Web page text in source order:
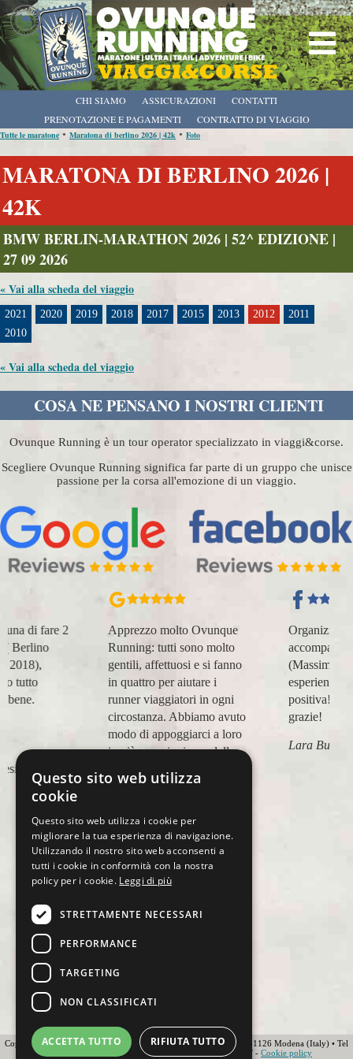
CHI SIAMO
PRENOTAZIONE E PAGAMENTI
CONTRATTO DI VIAGGIO
ASSICURAZIONI CONTATTI
Tutte le maratone • Maratona di berlino 2026 | 42k • Foto
MARATONA DI BERLINO 2026 |
42K
BMW BERLIN-MARATHON 2026 | 52^ EDIZIONE |
27 09 2026
« Vai alla scheda del viaggio
2021 2020 2019 2018 2017 2015 2013 2012
2011
2010
« Vai alla scheda del viaggio
COSA NE PENSANO I NOSTRI CLIENTI
Ovunque Running è un tour operator specializzato in viaggi&corse.
Scegliere Ovunque Running significa far parte di un gruppo che unisce
passione per la corsa all'emozione di un viaggio.
Apprezzo molto Ovunque
Running: tutti sono molto
gentili, affettuosi e si fanno
in quattro per aiutare i
runner viaggiatori in ogni
circostanza. Abbiamo avuto
modo di appoggiarci a loro
in più occasioni, per delle
maratone (NYC18, Praga
19, Valencia 19, Barcellona
21, NYC 22) e ci siamo
affidati a loro per Chicago
23 (ottobre) perché
sappiamo di essere in mano
a persone non solo
competenti sul running, e
sulle città, ma anche molto
attente alle necessità
personali. Ci sentiamo
Organizzazione perfetta,
accompagnatori super
(Massimo e Anna). Prima
esperienza con voi molto
positiva! Alla prossima e
grazie!
Lara Buranti
Copyright 2012 Ovunque Running s.r.l • Strada delle Fornaci 20 • 41126 Modena (Italy) • Tel
+39 059 219566 • T.O.U.R.S MEMBER • IATA • FIAVET - Cookie policy
Questo sito web utilizza
cookie
Questo sito web utilizza i cookie per
migliorare la tua esperienza di navigazione.
Utilizzando il nostro sito web acconsenti a
tutti i cookie in conformità con la nostra
policy per i cookie. Leggi di più
STRETTAMENTE NECESSARI
PERFORMANCE
TARGETING
NON CLASSIFICATI
ACCETTA TUTTO RIFIUTA TUTTO